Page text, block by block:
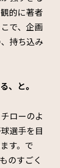
的に著者
で、企画
持ち込み
、と。
ローのよ
選手を目
す。で
のすごく